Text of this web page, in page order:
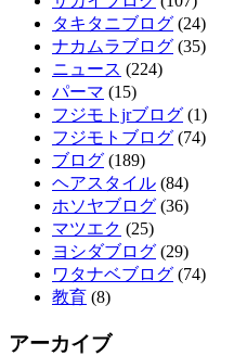
タキタニブログ (24)
ナカムラブログ (35)
ニュース (224)
パーマ (15)
フジモトjrブログ (1)
フジモトブログ (74)
ブログ (189)
ヘアスタイル (84)
ホソヤブログ (36)
マツエク (25)
ヨシダブログ (29)
ワタナベブログ (74)
教育 (8)
アーカイブ